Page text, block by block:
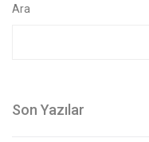
Ara
Son Yazılar